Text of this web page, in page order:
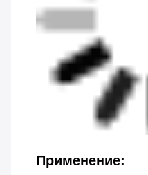
Применение: